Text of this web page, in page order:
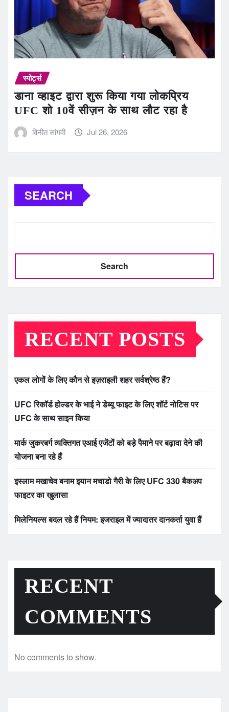
स्पोर्ट्स
डाना व्हाइट द्वारा शुरू किया गया लोकप्रिय
UFC शो 10वें सीज़न के साथ लौट रहा है
विनीत सांगवी Jul 26, 2026
SEARCH
Search
RECENT POSTS
एकल लोगों के लिए कौन से इज़राइली शहर सर्वश्रेष्ठ हैं?
UFC रिकॉर्ड होल्डर के भाई ने डेब्यू फाइट के लिए शॉर्ट नोटिस पर
UFC के साथ साइन किया
मार्क जुकरबर्ग व्यक्तिगत एआई एजेंटों को बड़े पैमाने पर बढ़ावा देने की
योजना बना रहे हैं
इस्लाम मखाचेव बनाम इयान मचाडो गैरी के लिए UFC 330 बैकअप
फाइटर का खुलासा
मिलेनियल्स बदल रहे हैं नियम: इजराइल में ज्यादातर दानकर्ता युवा हैं
RECENT
COMMENTS
No comments to show.